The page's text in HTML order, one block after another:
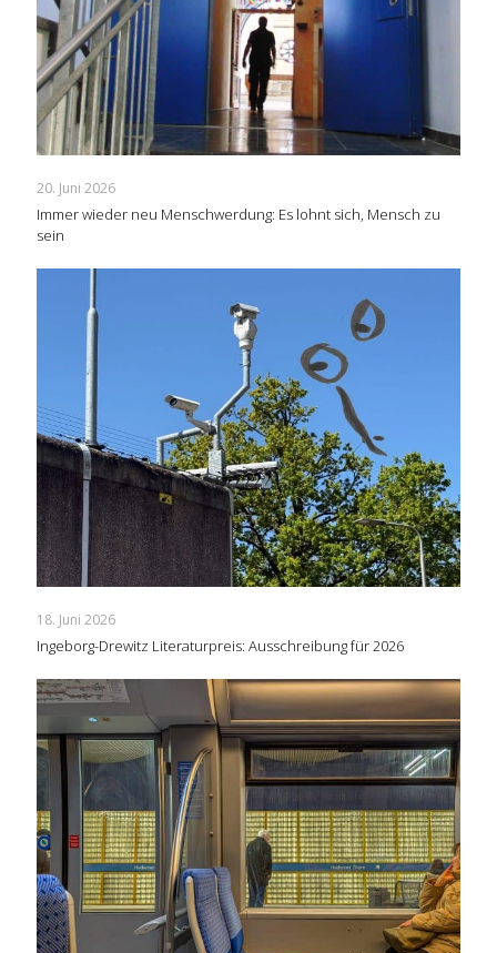
20. Juni 2026
Immer wieder neu Menschwerdung: Es lohnt sich, Mensch zu
sein
18. Juni 2026
Ingeborg-Drewitz Literaturpreis: Ausschreibung für 2026